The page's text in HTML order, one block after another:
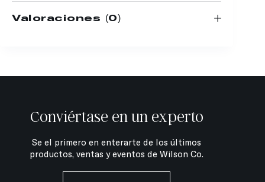
Valoraciones (0)
Conviértase en un experto
Se el primero en enterarte de los últimos
productos, ventas y eventos de Wilson Co.